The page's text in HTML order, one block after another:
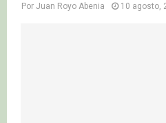
Por Juan Royo Abenia 10 agosto,